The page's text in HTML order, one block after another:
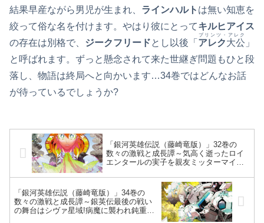
結果早産ながら男児が生まれ、 ラインハルト は無い知恵を
絞って俗な名を付けます。やはり彼にとってキルヒアイス
の存在は別格で、 ジークフリードとし以後「 アレク大公
プリンツ・アレク
」
と呼ばれます。ずっと懸念されて来た世継ぎ問題もひと段
落し、物語は終局へと向かいます…34巻ではどんなお話
が待っているでしょうか?
「銀河英雄伝説（藤崎竜版）」32巻の
数々の激戦と成長譚～気高く逝ったロイ
エンタールの実子を親友ミッターマイヤ
ダが結婚、アンネローゼも式に出席…ユ
リアンついに動き自治区を認めさせる戦
いへ～
「銀河英雄伝説（藤崎竜版）」34巻の
数々の激戦と成長譚～銀英伝最後の戦い
の舞台はシヴァ星域!病魔に襲われ鈍重な